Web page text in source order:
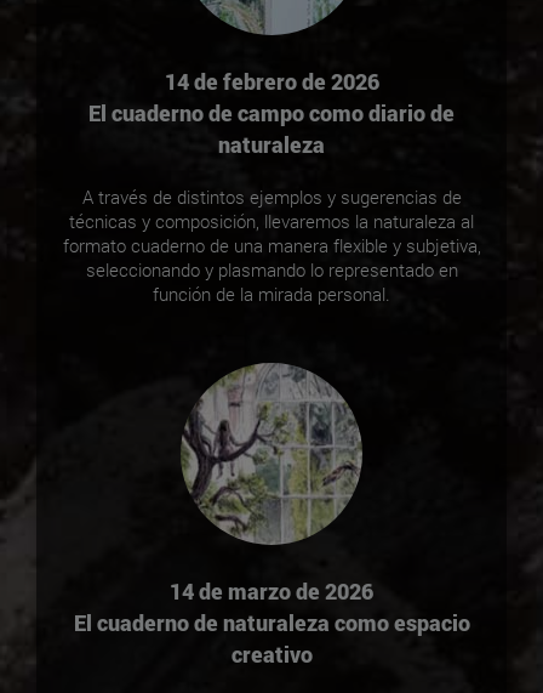
14 de febrero de 2026
El cuaderno de campo como diario de
naturaleza
A través de distintos ejemplos y sugerencias de
técnicas y composición, llevaremos la naturaleza al
formato cuaderno de una manera flexible y subjetiva,
seleccionando y plasmando lo representado en
función de la mirada personal.
14 de marzo de 2026
El cuaderno de naturaleza como espacio
creativo